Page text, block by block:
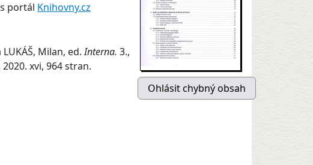
portál Knihovny.cz
LUKÁŠ, Milan, ed.Interna. 3.,
xvi, 964 stran.